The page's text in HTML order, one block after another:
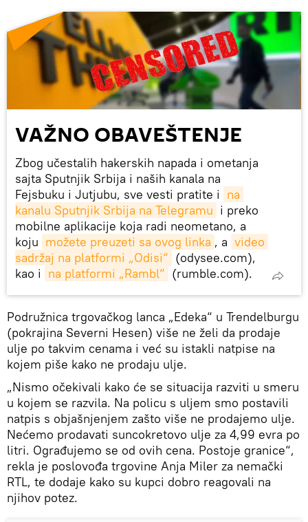
VAŽNO OBAVEŠTENJE
Zbog učestalih hakerskih napada i ometanja
sajta Sputnjik Srbija i naših kanala na
Fejsbuku i Jutjubu, sve vesti pratite i na
kanalu Sputnjik Srbija na Telegramu i preko
mobilne aplikacije koja radi neometano, a
koju možete preuzeti sa ovog linka , a video
sadržaj na platformi „Odisi“ (odysee.com),
kao i na platformi „Rambl“ (rumble.com).
Podružnica trgovačkog lanca „Edeka“ u Trendelburgu
(pokrajina Severni Hesen) više ne želi da prodaje
ulje po takvim cenama i već su istakli natpise na
kojem piše kako ne prodaju ulje.
„Nismo očekivali kako će se situacija razviti u smeru
u kojem se razvila. Na policu s uljem smo postavili
natpis s objašnjenjem zašto više ne prodajemo ulje.
Nećemo prodavati suncokretovo ulje za 4,99 evra po
litri. Ograđujemo se od ovih cena. Postoje granice“,
rekla je poslovođa trgovine Anja Miler za nemački
RTL, te dodaje kako su kupci dobro reagovali na
njihov potez.